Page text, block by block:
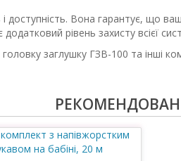
доступність. Вона гарантує,
рівень захисту всієї
заглушку ГЗВ-100 та інші